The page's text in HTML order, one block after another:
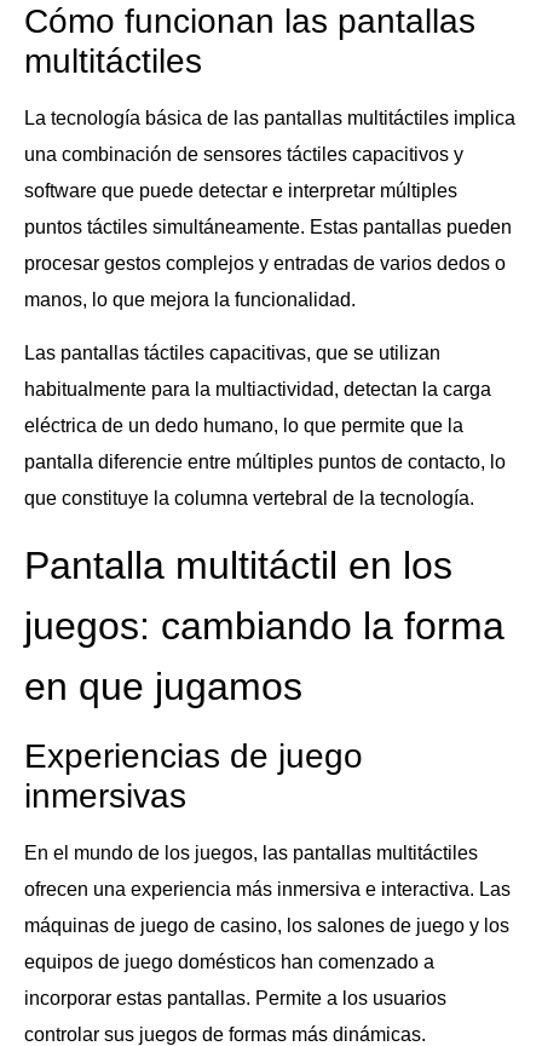
Cómo funcionan las pantallas
multitáctiles
La tecnología básica de las pantallas multitáctiles implica
una combinación de sensores táctiles capacitivos y
software que puede detectar e interpretar múltiples
puntos táctiles simultáneamente. Estas pantallas pueden
procesar gestos complejos y entradas de varios dedos o
manos, lo que mejora la funcionalidad.
Las pantallas táctiles capacitivas, que se utilizan
habitualmente para la multiactividad, detectan la carga
eléctrica de un dedo humano, lo que permite que la
pantalla diferencie entre múltiples puntos de contacto, lo
que constituye la columna vertebral de la tecnología.
Pantalla multitáctil en los
juegos: cambiando la forma
en que jugamos
Experiencias de juego
inmersivas
En el mundo de los juegos, las pantallas multitáctiles
ofrecen una experiencia más inmersiva e interactiva. Las
máquinas de juego de casino, los salones de juego y los
equipos de juego domésticos han comenzado a
incorporar estas pantallas. Permite a los usuarios
controlar sus juegos de formas más dinámicas.